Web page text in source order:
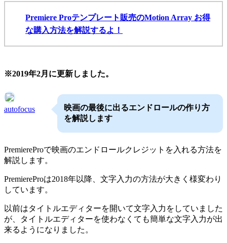
Premiere Proテンプレート販売のMotion Array お得
な購入方法を解説するよ！
※2019年2月に更新しました。
autofocus
映画の最後に出るエンドロールの作り方
を解説します
PremiereProで映画のエンドロールクレジットを入れる方法を
解説します。
PremiereProは2018年以降、文字入力の方法が大きく様変わり
しています。
以前はタイトルエディターを開いて文字入力をしていました
が、タイトルエディターを使わなくても簡単な文字入力が出
来るようになりました。